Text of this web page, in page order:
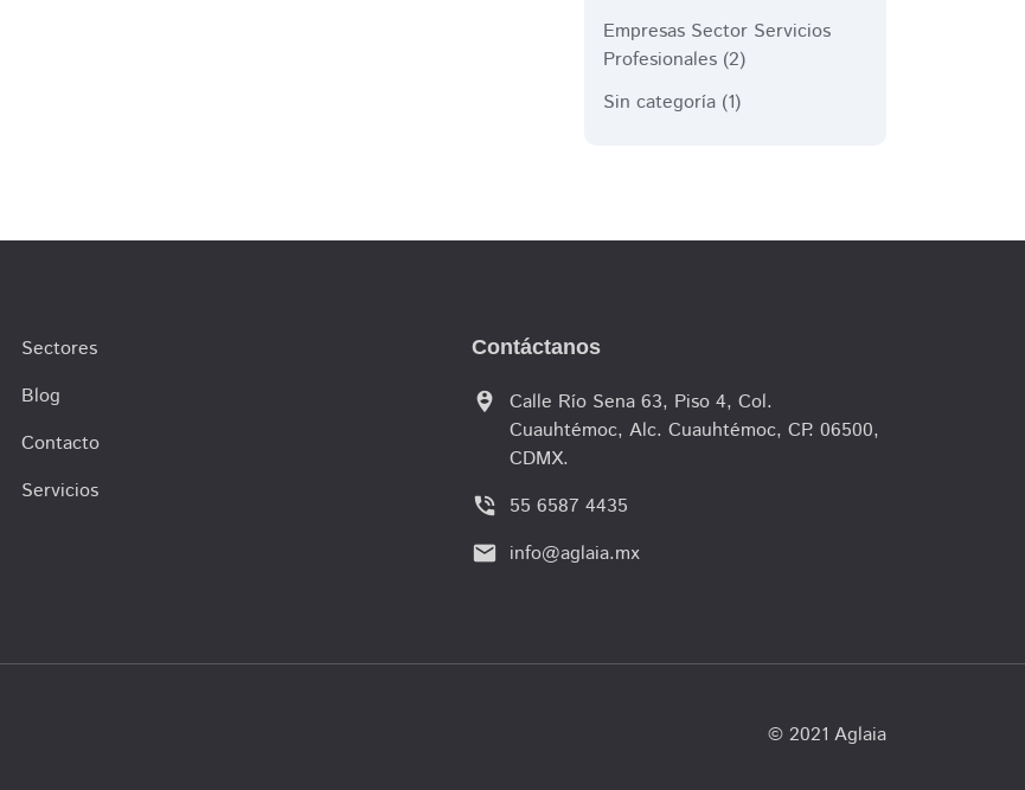
Empresas Sector Servicios
Profesionales (2)
Sin categoría (1)
Sectores
Blog
Contacto
Servicios
Contáctanos
person_pin_circle
Calle Río Sena 63, Piso 4, Col.
Cuauhtémoc, Alc. Cuauhtémoc, CP. 06500,
CDMX.
phone_in_talk 55 6587 4435
email info@aglaia.mx
© 2021 Aglaia